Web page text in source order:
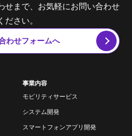
せまで、お気軽にお問い合わせ
ださい。
わせフォームへ
事業内容
モビリティサービス
システム開発
スマートフォンアプリ開発